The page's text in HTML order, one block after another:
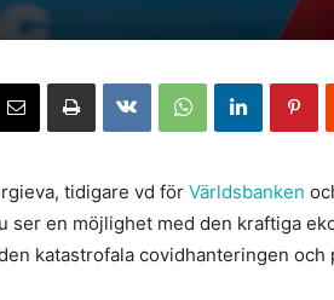
tidigare vd för Världsbanken
ser en möjlighet med den kraftiga
katastrofala covidhanteringen och